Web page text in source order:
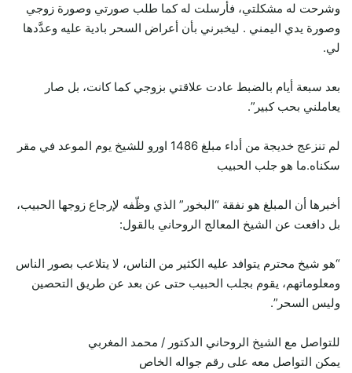
وشرحت له مشكلتي، فأرسلت له كما طلب صورتي وصورة زوجي
وصورة يدي اليمني . ليخبرني بأن أعراض السحر بادية عليه وعدَّدها
لي.
بعد سبعة أيام بالضبط عادت علاقتي بزوجي كما كانت، بل صار
يعاملني بحب كبير”.
لم تنزعج خديجة من أداء مبلغ 1486 اورو للشيخ يوم الموعد في مقر
سكناه.ما هو جلب الحبيب
أخبرها أن المبلغ هو نفقة “البخور” الذي وظّفه لإرجاع زوجها الحبيب،
بل دافعت عن الشيخ المعالج الروحاني بالقول:
“هو شيخ محترم يتوافد عليه الكثير من الناس، لا يتلاعب بصور الناس
ومعلوماتهم، يقوم بجلب الحبيب حتى عن بعد عن طريق التحصين
وليس السحر”.
للتواصل مع الشيخ الروحاني الدكتور / محمد المغربي
يمكن التواصل معه على رقم جواله الخاص